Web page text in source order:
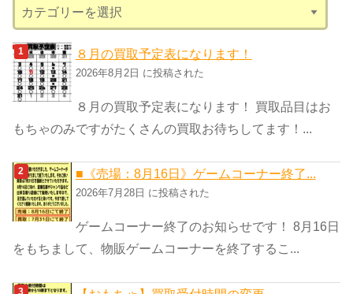
テ
ゴ
リ
ー
８月の買取予定表になります！
2026年8月2日 に投稿された
８月の買取予定表になります！ 買取品目はお
もちゃのみですがたくさんの買取お待ちしてます！...
■《売場：8月16日》ゲームコーナー終了...
2026年7月28日 に投稿された
ゲームコーナー終了のお知らせです！ 8月16日
をもちまして、物販ゲームコーナーを終了するこ...